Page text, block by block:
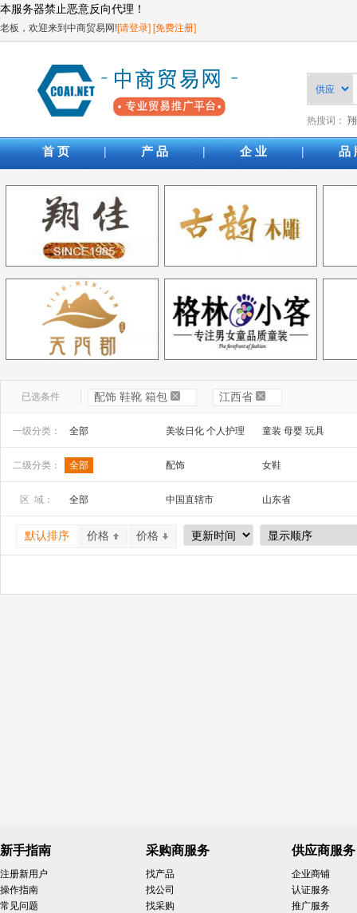
本服务器禁止恶意反向代理！
老板，欢迎来到中商贸易网![请登录][免费注册]
热搜词：
首 页 | 产 品 | 企 业 | 品
已选条件 配饰 鞋靴 箱包 江西省
一级分类： 全部 美妆日化 个人护理
童装 母婴 玩具
安全防护 五金工具
家装建材 机床 机械及行业设备
二级分类： 全部 配饰 女鞋
区 域： 全部 中国直辖市
山东省
广西
辽宁省
吉林省
宁夏
四川省 贵州省
默认排序 价格 价格
新手指南
注册新用户
操作指南
常见问题
采购商服务
找产品
找公司
找采购
供应商服务
企业商铺
认证服务
推广服务